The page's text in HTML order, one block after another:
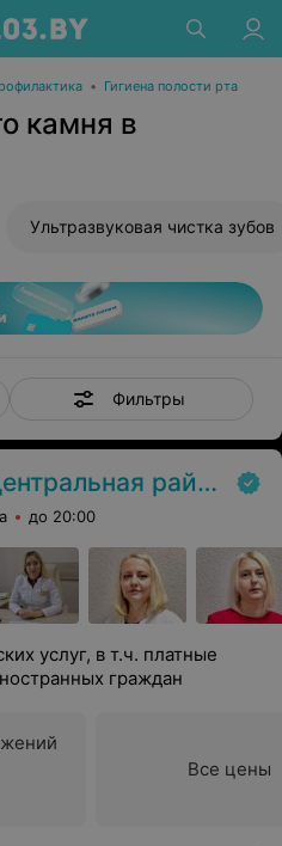
• Гигиена полости рта
камня в
Ультразвуковая чистка зубов
Фильтры
районная больница
до 20:00
услуг, в т.ч. платные
граждан
Все цены